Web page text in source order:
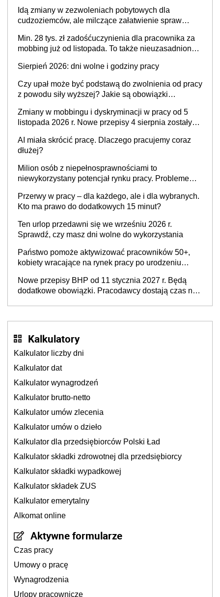
stosunku pracy
Idą zmiany w zezwoleniach pobytowych dla
cudzoziemców, ale milczące załatwienie spraw
Min. 28 tys. zł zadośćuczynienia dla pracownika za
mobbing już od listopada. To także nieuzasadniona
Sierpień 2026: dni wolne i godziny pracy
Czy upał może być podstawą do zwolnienia od pracy
z powodu siły wyższej? Jakie są obowiązki
Zmiany w mobbingu i dyskryminacji w pracy od 5
listopada 2026 r. Nowe przepisy 4 sierpnia zostały
AI miała skrócić pracę. Dlaczego pracujemy coraz
dłużej?
Milion osób z niepełnosprawnościami to
niewykorzystany potencjał rynku pracy. Problemem
refundacji, ale bariery po stronie systemu i
świadomości pracodawców [WYWIAD]
Przerwy w pracy – dla każdego, ale i dla wybranych.
Kto ma prawo do dodatkowych 15 minut?
Ten urlop przedawni się we wrześniu 2026 r.
Sprawdź, czy masz dni wolne do wykorzystania
Państwo pomoże aktywizować pracowników 50+,
kobiety wracające na rynek pracy po urodzeniu
neuroatypowe. Powstanie Fundusz na rzecz
Inkluzywności w Zatrudnianiu?
Nowe przepisy BHP od 11 stycznia 2027 r. Będą
dodatkowe obowiązki. Pracodawcy dostają czas na
Kalkulatory
Kalkulator liczby dni
Kalkulator dat
Kalkulator wynagrodzeń
Kalkulator brutto-netto
Kalkulator umów zlecenia
Kalkulator umów o dzieło
Kalkulator dla przedsiębiorców Polski Ład
Kalkulator składki zdrowotnej dla przedsiębiorcy
Kalkulator składki wypadkowej
Kalkulator składek ZUS
Kalkulator emerytalny
Alkomat online
Aktywne formularze
Czas pracy
Umowy o pracę
Wynagrodzenia
Urlopy pracownicze